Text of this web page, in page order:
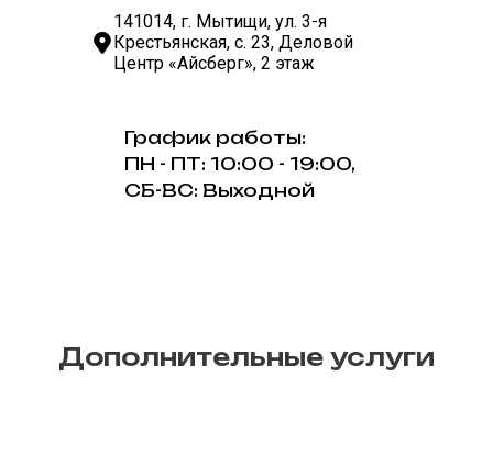
141014, г. Мытищи, ул. 3-я
Крестьянская, с. 23, Деловой
Центр «Айсберг», 2 этаж
График работы:
ПН - ПТ: 10:00 - 19:00,
СБ-ВС: Выходной
Дополнительные услуги